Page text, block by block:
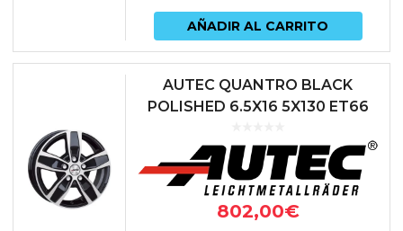
AÑADIR AL CARRITO
AUTEC QUANTRO BLACK
POLISHED 6.5X16 5X130 ET66
802,00€